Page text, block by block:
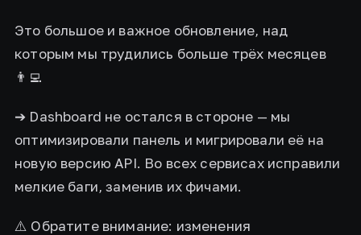
Это большое и важное обновление, над
которым мы трудились больше трёх месяцев
👨‍💻
➔ Dashboard не остался в стороне — мы
оптимизировали панель и мигрировали её на
новую версию API. Во всех сервисах исправили
мелкие баги, заменив их фичами.
⚠️ Обратите внимание: изменения